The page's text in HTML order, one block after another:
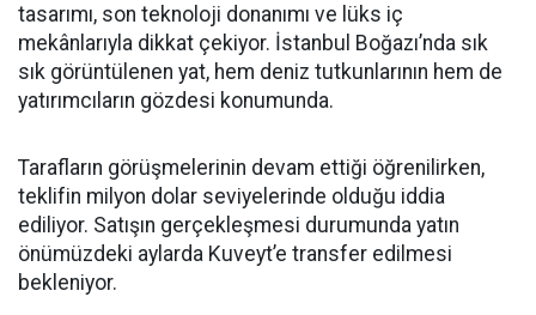
tasarımı, son teknoloji donanımı ve lüks iç
mekânlarıyla dikkat çekiyor. İstanbul Boğazı’nda sık
sık görüntülenen yat, hem deniz tutkunlarının hem de
yatırımcıların gözdesi konumunda.
Tarafların görüşmelerinin devam ettiği öğrenilirken,
teklifin milyon dolar seviyelerinde olduğu iddia
ediliyor. Satışın gerçekleşmesi durumunda yatın
önümüzdeki aylarda Kuveyt’e transfer edilmesi
bekleniyor.